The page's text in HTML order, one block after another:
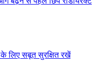
के लिए सबूत सुरक्षित रखें